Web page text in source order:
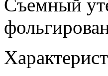
Съемный